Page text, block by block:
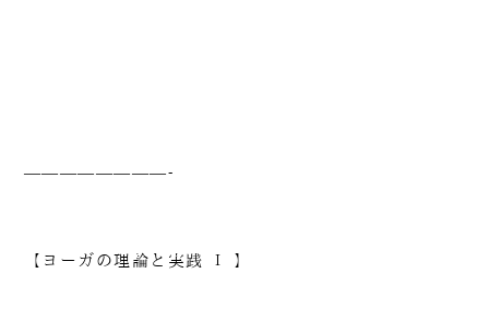
————————-
【ヨーガの理論と実践 Ⅰ 】